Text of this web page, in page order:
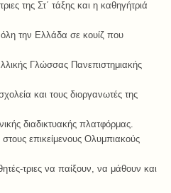
της Στ΄ τάξης και η καθηγήτριά
την Ελλάδα σε κουίζ που
Γλώσσας Πανεπιστημιακής
και τους διοργανωτές της
διαδικτυακής πλατφόρμας.
επικείμενους Ολυμπιακούς
τριες να παίξουν, να μάθουν και